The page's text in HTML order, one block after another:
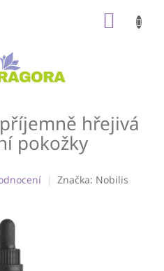
příjemně hřejivá
pokožky
Značka: Nobilis